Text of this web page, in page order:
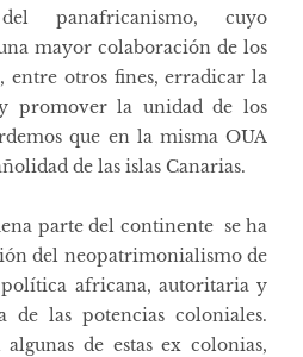
panafricanismo, cuyo
mayor colaboración de los
entre otros fines, erradicar la
promover la unidad de los
que en la misma OUA
de las islas Canarias.
parte del continente se ha
del neopatrimonialismo de
africana, autoritaria y
de las potencias coloniales.
de estas ex colonias,